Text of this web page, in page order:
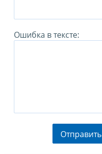
Ошибка в тексте:
Отправить